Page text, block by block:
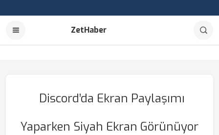
ZetHaber
Discord’da Ekran Paylaşımı
Yaparken Siyah Ekran Görünüyor